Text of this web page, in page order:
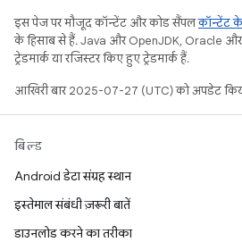
इस पेज पर मौजूद कॉन्टेंट और कोड सैंपलकॉन्टेंट
के हिसाब से हैं. Java और OpenJDK, Oracle
ट्रेडमार्क या रजिस्टर किए हुए ट्रेडमार्क हैं.
आखिरी बार 2025-07-27 (UTC) को अपडेट
बिल्ड
Android डेटा संग्रह स्थान
इस्तेमाल संबंधी ज़रूरी बातें
डाउनलोड करने का तरीका